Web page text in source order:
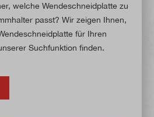
welche Wendeschneidplatte zu
passt? Wir zeigen Ihnen,
für Ihren
Suchfunktion finden.